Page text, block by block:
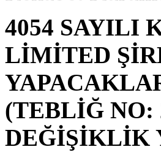
4054 SAYILI
LİMİTED
(TEBLİĞ NO:
DEĞİŞİKLİK